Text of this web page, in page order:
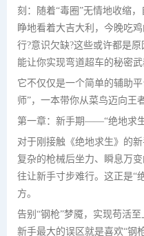
刻：随着“毒圈”无情地收缩
睁地看着大吉大利，今晚吃
行?意识欠缺?这些或许都是
能让你实现弯道超车的秘密
它不仅仅是一个简单的辅助
师”，一本带你从菜鸟迈向王
第一章：新手期——“绝地求
对于刚接触《绝地求生》的
复杂的枪械后坐力、瞬息万
往让新手寸步难行。这正是“
方。
告别“钢枪”梦魇，实现苟活至
新手最大的误区就是喜欢“钢